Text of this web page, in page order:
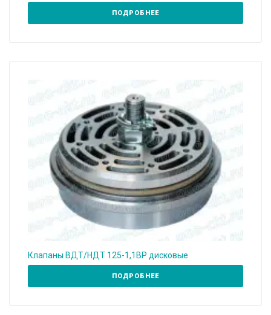
ПОДРОБНЕЕ
Клапаны ВДТ/НДТ 125-1,1ВР дисковые
ПОДРОБНЕЕ